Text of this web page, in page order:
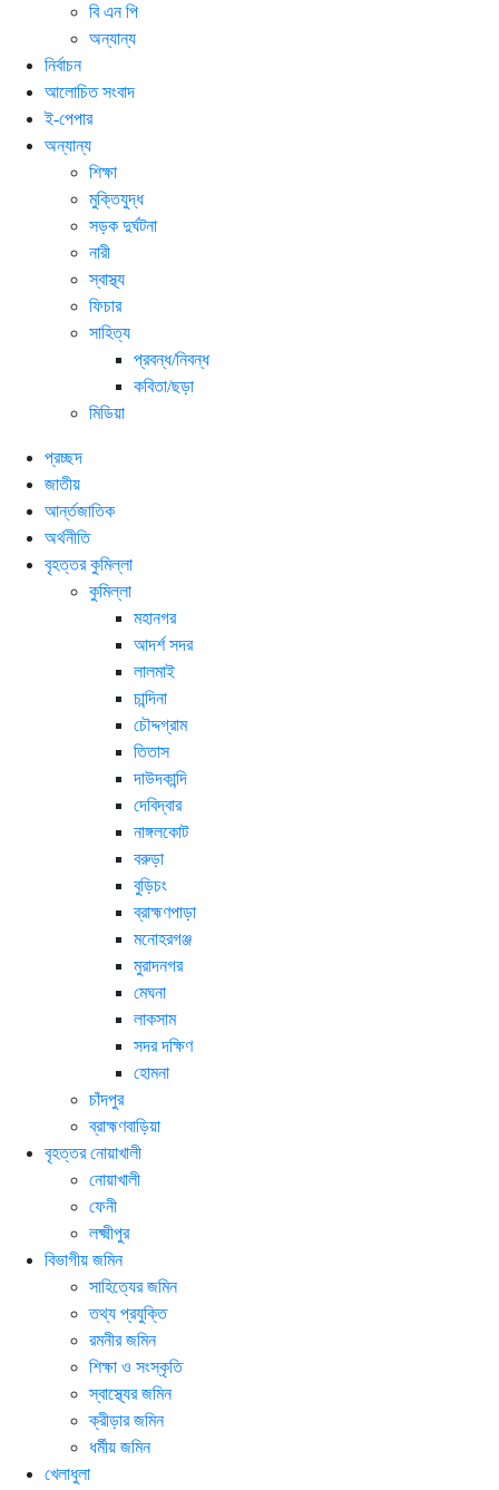
বি এন পি
অন্যান্য
নির্বাচন
আলোচিত সংবাদ
ই-পেপার
অন্যান্য
শিক্ষা
মুক্তিযুদ্ধ
সড়ক দুর্ঘটনা
নারী
স্বাস্থ্য
ফিচার
সাহিত্য
প্রবন্ধ/নিবন্ধ
কবিতা/ছড়া
মিডিয়া
প্রচ্ছদ
জাতীয়
আর্ন্তজাতিক
অর্থনীতি
বৃহত্তর কুমিল্লা
কুমিল্লা
মহানগর
আদর্শ সদর
লালমাই
চান্দিনা
চৌদ্দগ্রাম
তিতাস
দাউদকান্দি
দেবিদ্বার
নাঙ্গলকোট
বরুড়া
বুড়িচং
ব্রাহ্মণপাড়া
মনোহরগঞ্জ
মুরাদনগর
মেঘনা
লাকসাম
সদর দক্ষিণ
হোমনা
চাঁদপুর
ব্রাহ্মণবাড়িয়া
বৃহত্তর নোয়াখালী
নোয়াখালী
ফেনী
লক্ষ্মীপুর
বিভাগীয় জমিন
সাহিত্যের জমিন
তথ্য প্রযুক্তি
রমনীর জমিন
শিক্ষা ও সংস্কৃতি
স্বাস্থ্যের জমিন
ক্রীড়ার জমিন
ধর্মীয় জমিন
খেলাধুলা